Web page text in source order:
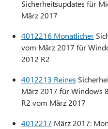
Sicherheitsupdates für
März 2017
4012216 Monatlicher
vom März 2017 für
2012 R2
4012213 Reines
März 2017 für Windows
R2 vom März 2017
4012217 März 2017: